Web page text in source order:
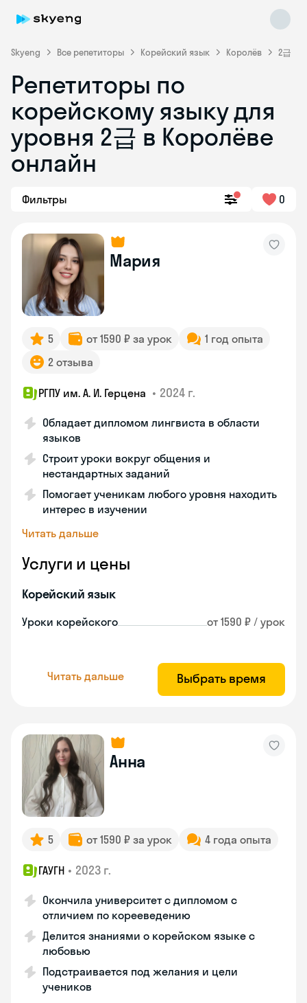
Skyeng Все репетиторы Корейский язык Королёв 2급
Репетиторы по
корейскому языку для
уровня 2급 в Королёве
онлайн
Фильтры 0
Мария
5 от 1590 ₽ за урок
1 год опыта
2 отзыва
РГПУ им. А. И. Герцена • 2024 г.
Обладает дипломом лингвиста в области
языков
Строит уроки вокруг общения и
нестандартных заданий
Помогает ученикам любого уровня находить
интерес в изучении
Читать дальше
Услуги и цены
Корейский язык
Уроки корейского от 1590 ₽ / урок
Читать дальше Выбрать время
Анна
5 от 1590 ₽ за урок 4 года опыта
ГАУГН • 2023 г.
Окончила университет с дипломом с
отличием по корееведению
Делится знаниями о корейском языке с
любовью
Подстраивается под желания и цели
учеников
Skyeng Chat